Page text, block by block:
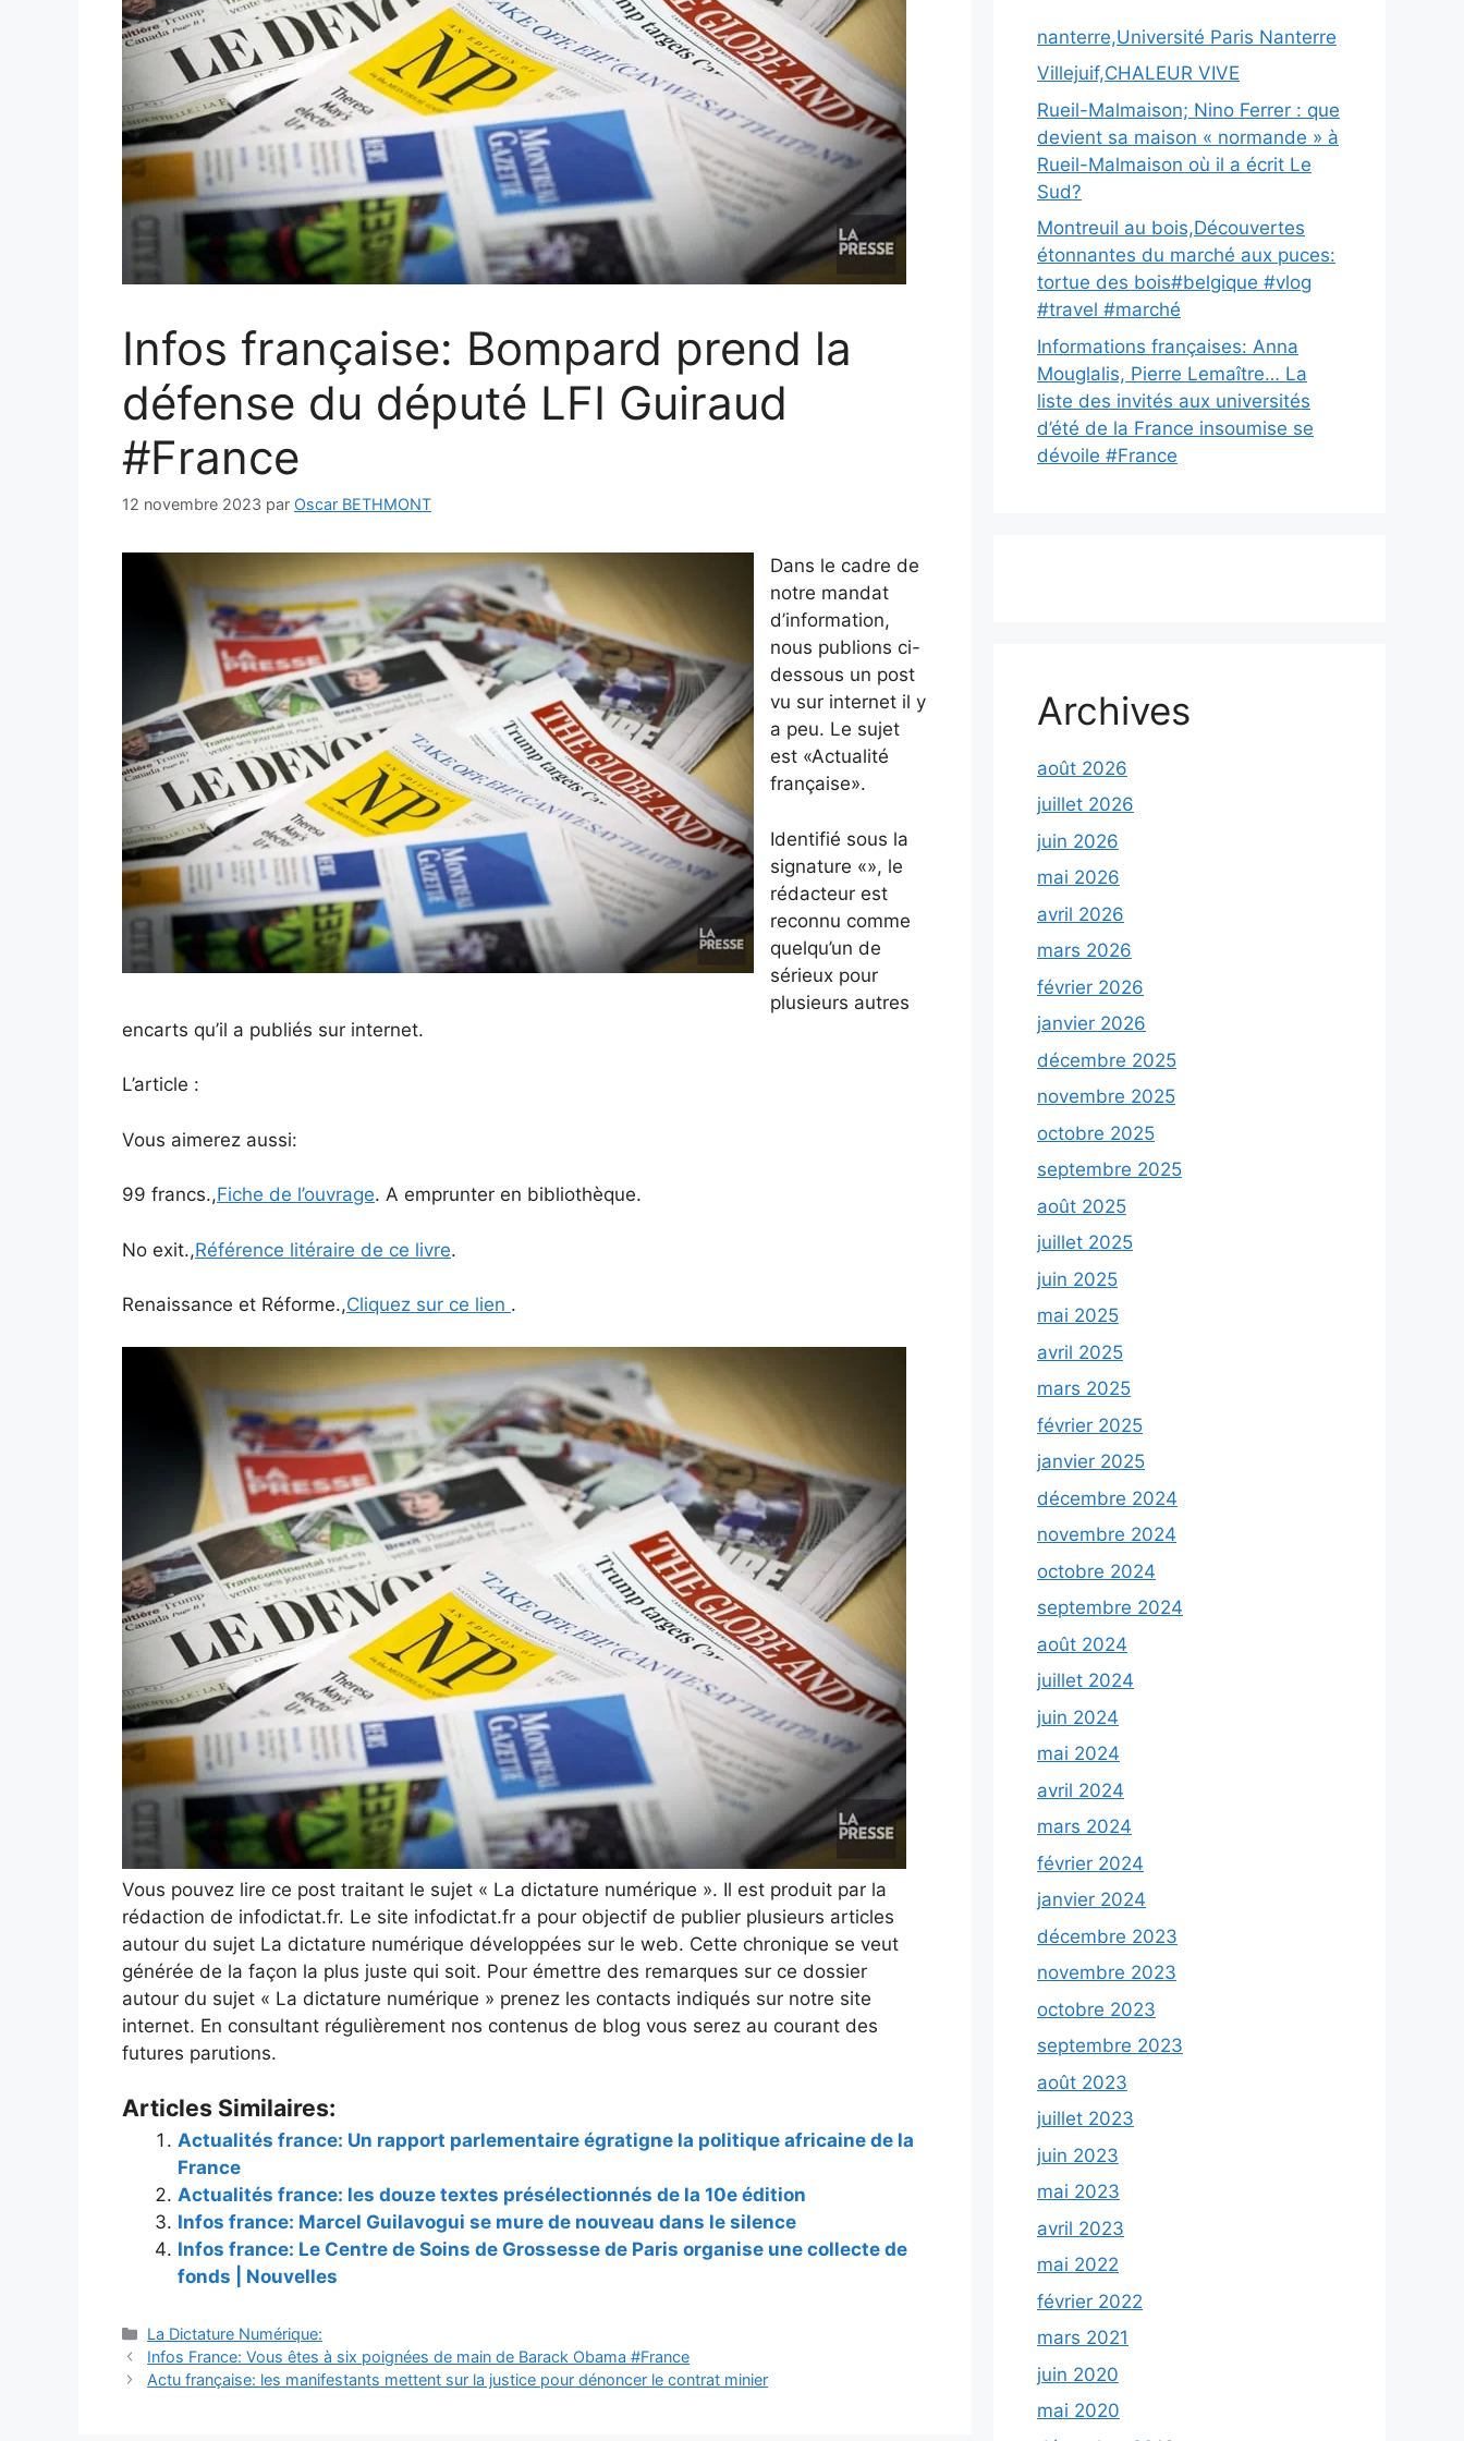
Infos française: Bompard prend la
défense du député LFI Guiraud
#France
12 novembre 2023 par Oscar BETHMONT
Dans le cadre de
notre mandat
d’information,
nous publions ci-
dessous un post
vu sur internet il y
a peu. Le sujet
est «Actualité
française».
Identifié sous la
signature «», le
rédacteur est
reconnu comme
quelqu’un de
sérieux pour
plusieurs autres
encarts qu’il a publiés sur internet.
L’article :
Vous aimerez aussi:
99 francs.,Fiche de l’ouvrage. A emprunter en bibliothèque.
No exit.,Référence litéraire de ce livre.
Renaissance et Réforme.,Cliquez sur ce lien .
Vous pouvez lire ce post traitant le sujet « La dictature numérique ». Il est produit par la
rédaction de infodictat.fr. Le site infodictat.fr a pour objectif de publier plusieurs articles
autour du sujet La dictature numérique développées sur le web. Cette chronique se veut
générée de la façon la plus juste qui soit. Pour émettre des remarques sur ce dossier
autour du sujet « La dictature numérique » prenez les contacts indiqués sur notre site
internet. En consultant régulièrement nos contenus de blog vous serez au courant des
futures parutions.
Articles Similaires:
Actualités france: Un rapport parlementaire égratigne la politique africaine de la
France
Actualités france: les douze textes présélectionnés de la 10e édition
Infos france: Marcel Guilavogui se mure de nouveau dans le silence
Infos france: Le Centre de Soins de Grossesse de Paris organise une collecte de
fonds | Nouvelles
Catégories
La Dictature Numérique:
Infos France: Vous êtes à six poignées de main de Barack Obama #France
Actu française: les manifestants mettent sur la justice pour dénoncer le contrat minier
nanterre,Université Paris Nanterre
Villejuif,CHALEUR VIVE
Rueil-Malmaison; Nino Ferrer : que
devient sa maison « normande » à
Rueil-Malmaison où il a écrit Le
Sud?
Montreuil au bois,Découvertes
étonnantes du marché aux puces:
tortue des bois#belgique #vlog
#travel #marché
Informations françaises: Anna
Mouglalis, Pierre Lemaître… La
liste des invités aux universités
d’été de la France insoumise se
dévoile #France
Archives
août 2026
juillet 2026
juin 2026
mai 2026
avril 2026
mars 2026
février 2026
janvier 2026
décembre 2025
novembre 2025
octobre 2025
septembre 2025
août 2025
juillet 2025
juin 2025
mai 2025
avril 2025
mars 2025
février 2025
janvier 2025
décembre 2024
novembre 2024
octobre 2024
septembre 2024
août 2024
juillet 2024
juin 2024
mai 2024
avril 2024
mars 2024
février 2024
janvier 2024
décembre 2023
novembre 2023
octobre 2023
septembre 2023
août 2023
juillet 2023
juin 2023
mai 2023
avril 2023
mai 2022
février 2022
mars 2021
juin 2020
mai 2020